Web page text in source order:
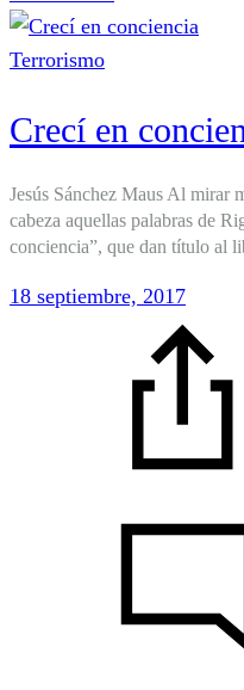
Mi
Terrorismo
Crecí en
Jesús Sánchez Maus Al mirar
cabeza aquellas palabras de
conciencia”, que dan título al
18 septiembre, 2017